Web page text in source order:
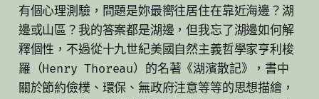
有個心理測驗，問題是妳最嚮往居住在靠近海邊？湖
邊或山區？我的答案都是湖邊，但我忘了湖邊如何解
釋個性，不過從十九世紀美國自然主義哲學家亨利梭
羅（Henry Thoreau）的名著《湖濱散記》，書中
關於節約儉樸、環保、無政府注意等等的思想描繪，